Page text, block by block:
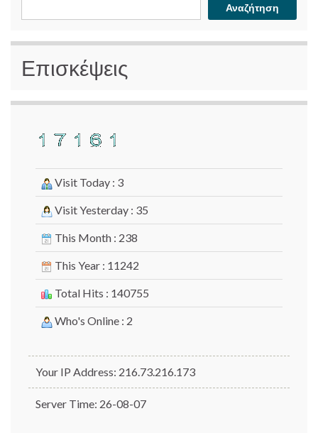
Αναζήτηση
Επισκέψεις
Visit Today : 3
Visit Yesterday : 35
This Month : 238
This Year : 11242
Total Hits : 140755
Who's Online : 2
Your IP Address: 216.73.216.173
Server Time: 26-08-07